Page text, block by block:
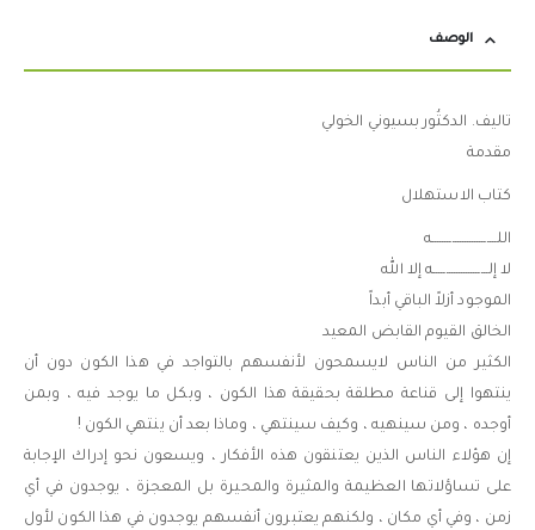
الوصف
تاليف. الدكتُور بسيوني الخولي
مقدمة
كتاب الاستهلال
اللــــــــــــــــــــــــــه
لا إلــــــــــــــــــــــه إلا الله
الموجود أزلاً الباقي أبداً
الخالق القيوم القابض المعيد
الكثير من الناس لايسمحون لأنفسهم بالتواجد في هذا الكون دون أن
ينتهوا إلى قناعة مطلقة بحقيقة هذا الكون ، وبكل ما يوجد فيه ، وبمن
أوجده ، ومن سينهيه ، وكيف سينتهي ، وماذا بعد أن ينتهي الكون !
إن هؤلاء الناس الذين يعتنقون هذه الأفكار ، ويسعون نحو إدراك الإجابة
على تساؤلاتها العظيمة والمثيرة والمحيرة بل المعجزة ، يوجدون في أي
زمن ، وفي أي مكان ، ولكنهم يعتبرون أنفسهم يوجدون في هذا الكون لأول